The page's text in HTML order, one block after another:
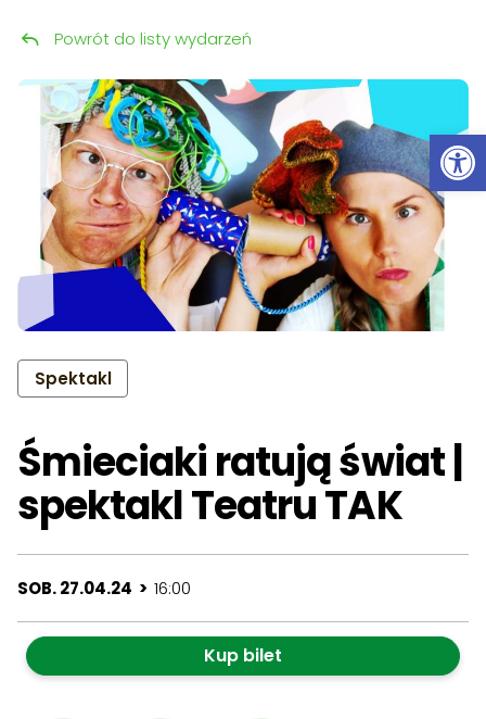
Przeskocz do treści
Spektakl
Śmieciaki ratują świat |
spektakl Teatru TAK
SOB. 27.04.24 > 16:00
Kup bilet
Powrót do listy wydarzeń